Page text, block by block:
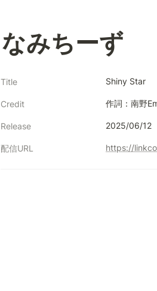
なみちーず
Title Shiny Star
Credit 作詞：南野
Release 2025/06/12
配信URL https://